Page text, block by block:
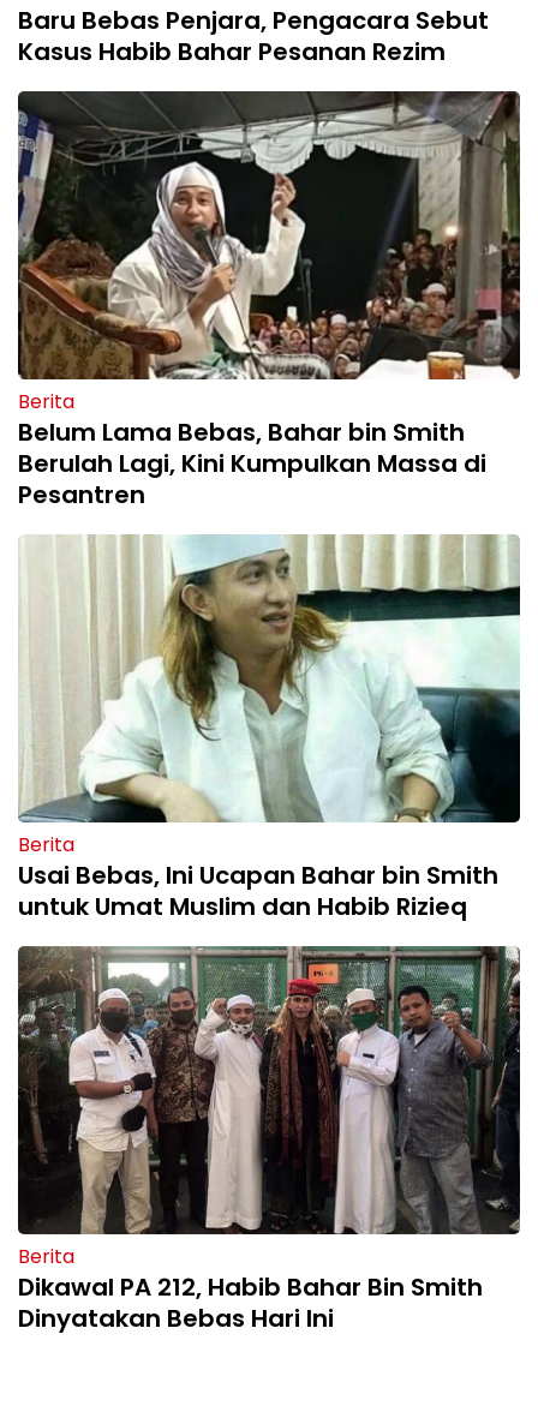
Baru Bebas Penjara, Pengacara Sebut
Kasus Habib Bahar Pesanan Rezim
Berita
Belum Lama Bebas, Bahar bin Smith
Berulah Lagi, Kini Kumpulkan Massa di
Pesantren
Berita
Usai Bebas, Ini Ucapan Bahar bin Smith
untuk Umat Muslim dan Habib Rizieq
Berita
Dikawal PA 212, Habib Bahar Bin Smith
Dinyatakan Bebas Hari Ini